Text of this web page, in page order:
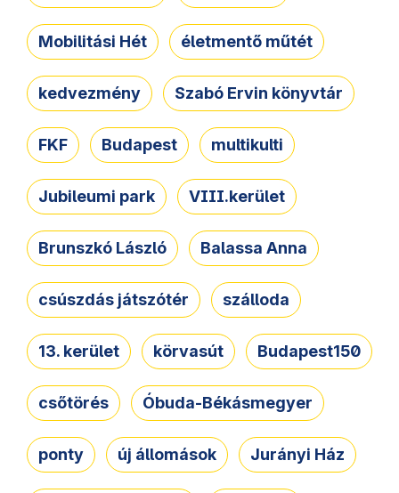
Mobilitási Hét életmentő műtét
kedvezmény Szabó Ervin könyvtár
FKF Budapest multikulti
Jubileumi park VIII.kerület
Brunszkó László Balassa Anna
csúszdás játszótér szálloda
13. kerület körvasút Budapest150
csőtörés Óbuda-Békásmegyer
ponty új állomások Jurányi Ház